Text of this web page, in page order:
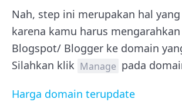
Nah, step ini merupakan hal
karena kamu harus
Blogspot/ Blogger ke domain
Silahkan klik Manage pada
Harga domain terupdate